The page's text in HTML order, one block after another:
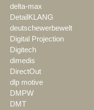
delta-max
DetailKLANG
deutschewerbewelt
Digital Projection
Digitech
dimedis
DirectOut
dlp motive
DMPW
DMT